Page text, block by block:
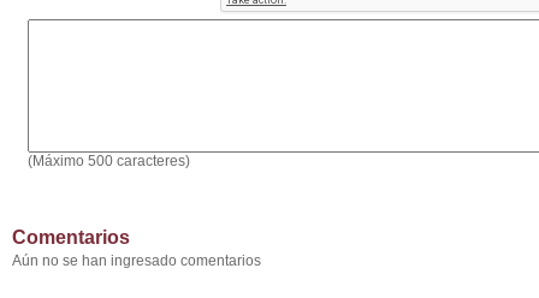
(Máximo 500 caracteres)
Comentarios
Aún no se han ingresado comentarios